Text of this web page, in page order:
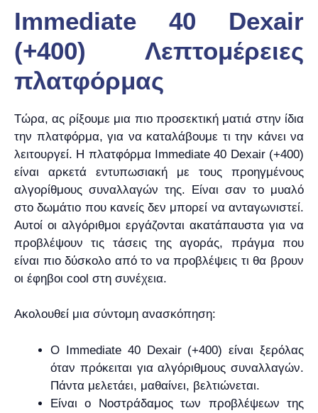
Immediate 40 Dexair
(+400) Λεπτομέρειες
πλατφόρμας
Τώρα, ας ρίξουμε μια πιο προσεκτική ματιά στην ίδια
την πλατφόρμα, για να καταλάβουμε τι την κάνει να
λειτουργεί. Η πλατφόρμα Immediate 40 Dexair (+400)
είναι αρκετά εντυπωσιακή με τους προηγμένους
αλγορίθμους συναλλαγών της. Είναι σαν το μυαλό
στο δωμάτιο που κανείς δεν μπορεί να ανταγωνιστεί.
Αυτοί οι αλγόριθμοι εργάζονται ακατάπαυστα για να
προβλέψουν τις τάσεις της αγοράς, πράγμα που
είναι πιο δύσκολο από το να προβλέψεις τι θα βρουν
οι έφηβοι cool στη συνέχεια.
Ακολουθεί μια σύντομη ανασκόπηση:
Ο Immediate 40 Dexair (+400) είναι ξερόλας
όταν πρόκειται για αλγόριθμους συναλλαγών.
Πάντα μελετάει, μαθαίνει, βελτιώνεται.
Είναι ο Νοστράδαμος των προβλέψεων της